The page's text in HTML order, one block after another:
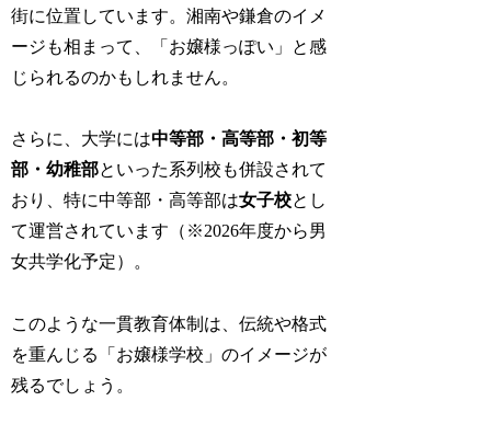
街に位置しています。湘南や鎌倉のイメ
ージも相まって、「お嬢様っぽい」と感
じられるのかもしれません。
さらに、大学には中等部・高等部・初等
部・幼稚部といった系列校も併設されて
おり、特に中等部・高等部は女子校とし
て運営されています（※2026年度から男
女共学化予定）。
このような一貫教育体制は、伝統や格式
を重んじる「お嬢様学校」のイメージが
残るでしょう。